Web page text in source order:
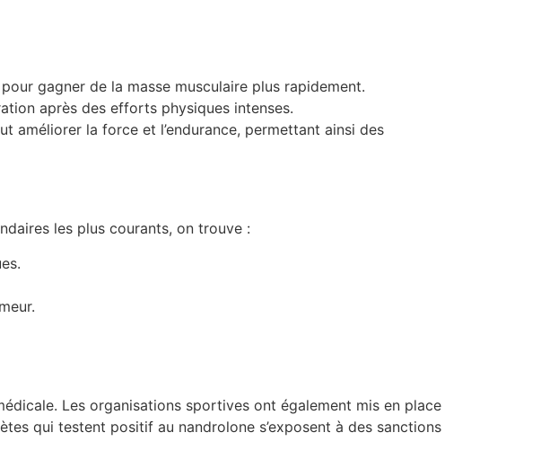
gagner de la masse musculaire plus rapidement.
après des efforts physiques intenses.
améliorer la force et l’endurance, permettant ainsi des
les plus courants, on trouve :
Les organisations sportives ont également mis en place
qui testent positif au nandrolone s’exposent à des sanctions